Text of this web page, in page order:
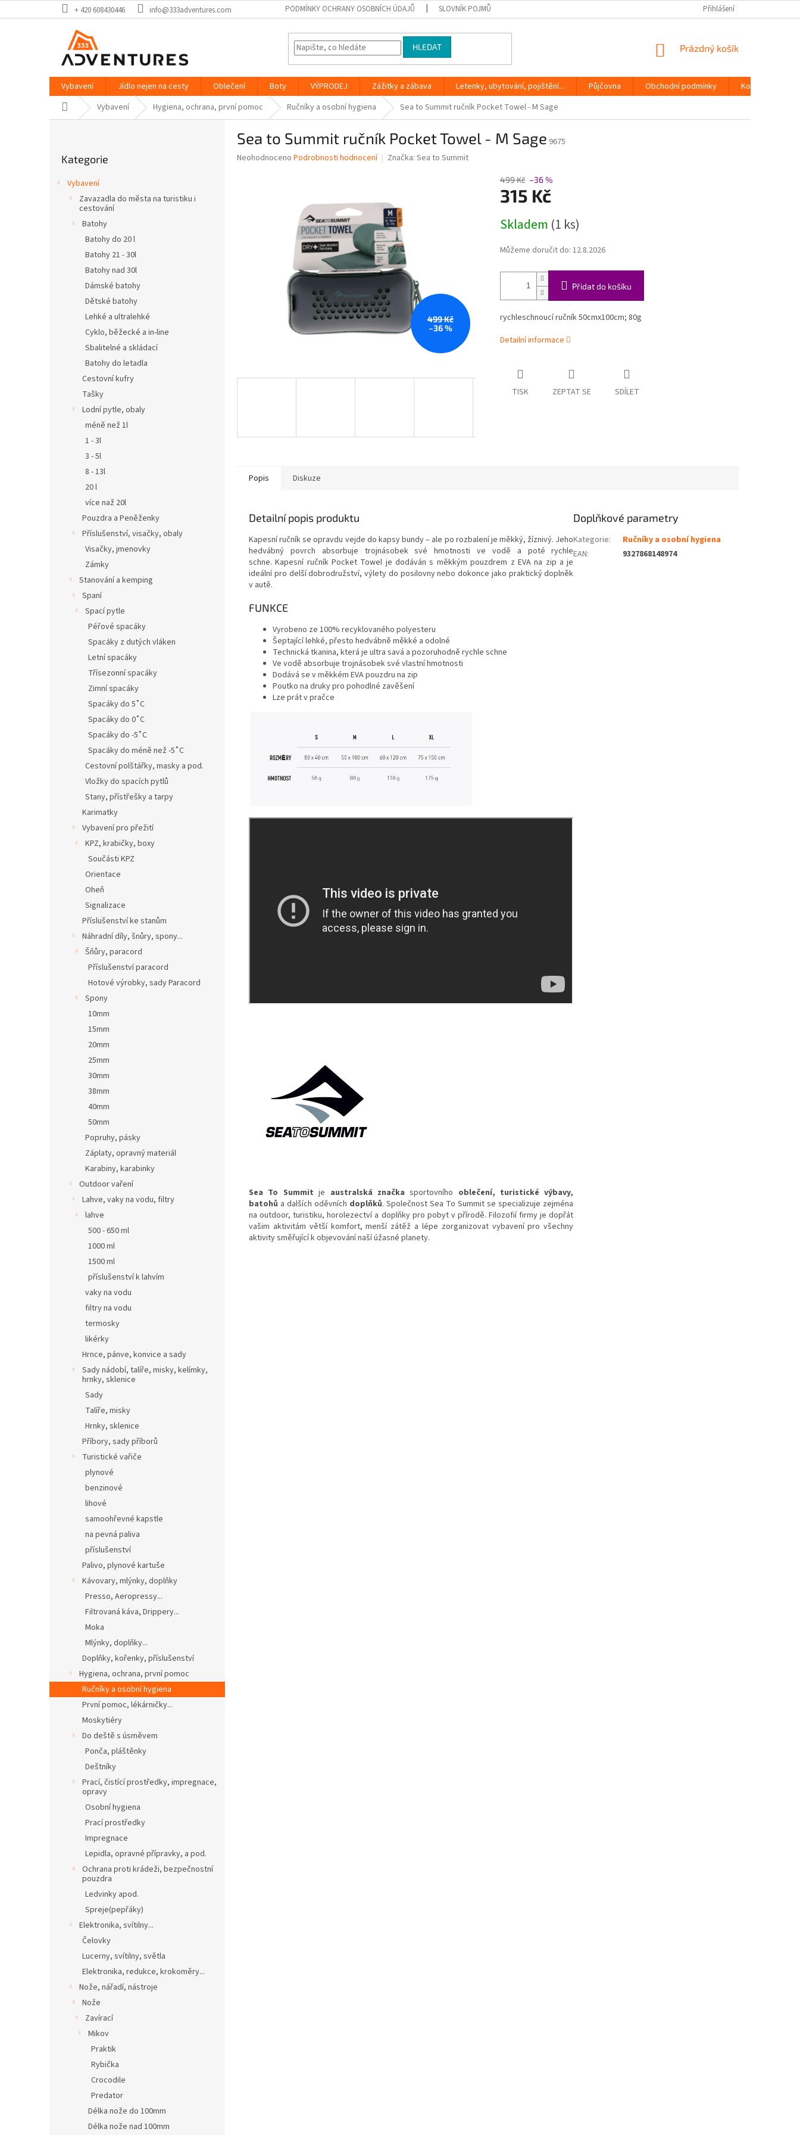
na
+ 420 608430446 info@333adventures.com PODMÍNKY OCHRANY OSOBNÍCH ÚDAJŮ SLOVNÍK POJMŮ Přihlášení
HLEDAT
NÁKUPNÍ
Prázdný košík
Vybavení Jídlo nejen na cesty Oblečení Boty VÝPRODEJ Zážitky a zábava Letenky, ubytování, pojištění... Půjčovna Obchodní podmínky
Kontakty
Domů Vybavení Hygiena, ochrana, první pomoc Ručníky a osobní hygiena Sea to Summit ručník Pocket Towel - M Sage
kategorie
Kategorie
Vybavení
Zavazadla do města na turistiku i
cestování
Batohy
Batohy do 20 l
Batohy 21 - 30l
Batohy nad 30l
Dámské batohy
Dětské batohy
Lehké a ultralehké
Cyklo, běžecké a in-line
Sbalitelné a skládací
Batohy do letadla
Cestovní kufry
Tašky
Lodní pytle, obaly
méně než 1l
1 - 3l
3 - 5l
8 - 13l
20 l
více naž 20l
Pouzdra a Peněženky
Příslušenství, visačky, obaly
Visačky, jmenovky
Zámky
Stanování a kemping
Spaní
Spací pytle
Péřové spacáky
Spacáky z dutých vláken
Letní spacáky
Třísezonní spacáky
Zimní spacáky
Spacáky do 5˚C
Spacáky do 0˚C
Spacáky do -5˚C
Spacáky do méně než -5˚C
Cestovní polštářky, masky a pod.
Vložky do spacích pytlů
Stany, přístřešky a tarpy
Karimatky
Vybavení pro přežití
KPZ, krabičky, boxy
Součásti KPZ
Orientace
Oheň
Signalizace
Příslušenství ke stanům
Náhradní díly, šnůry, spony...
Šňůry, paracord
Příslušenství paracord
Hotové výrobky, sady Paracord
Spony
10mm
15mm
20mm
25mm
30mm
38mm
40mm
50mm
Popruhy, pásky
Záplaty, opravný materiál
Karabiny, karabinky
Outdoor vaření
Lahve, vaky na vodu, filtry
lahve
500 - 650 ml
1000 ml
1500 ml
příslušenství k lahvím
vaky na vodu
filtry na vodu
termosky
likérky
Hrnce, pánve, konvice a sady
Sady nádobí, talíře, misky, kelímky,
hrnky, sklenice
Sady
Talíře, misky
Hrnky, sklenice
Příbory, sady příborů
Turistické vařiče
plynové
benzinové
lihové
samoohřevné kapstle
na pevná paliva
příslušenství
Palivo, plynové kartuše
Kávovary, mlýnky, doplňky
Presso, Aeropressy...
Filtrovaná káva, Drippery...
Moka
Mlýnky, doplňky...
Doplňky, kořenky, příslušenství
Hygiena, ochrana, první pomoc
Ručníky a osobní hygiena
První pomoc, lékárničky...
Moskytiéry
Do deště s úsměvem
Ponča, pláštěnky
Deštníky
Prací, čistící prostředky, impregnace,
opravy
Osobní hygiena
Prací prostředky
Impregnace
Lepidla, opravné přípravky, a pod.
Ochrana proti krádeži, bezpečnostní
pouzdra
Ledvinky apod.
Spreje(pepřáky)
Elektronika, svítilny...
Čelovky
Lucerny, svítilny, světla
Elektronika, redukce, krokoměry...
Nože, nářadí, nástroje
Nože
Zavírací
Mikov
Praktik
Rybička
Crocodile
Predator
Délka nože do 100mm
Délka nože nad 100mm
Sea to Summit ručník Pocket Towel - M Sage 9675
Průměrné
Neohodnoceno Podrobnosti hodnocení Značka: Sea to Summit
499 Kč
–36 %
499 Kč –36 %
315 Kč
cena:
Skladem (1 ks)
Můžeme doručit do: 12.8.2026
Přidat do košíku
rychleschnoucí ručník50cmx100cm; 80g
Detailní informace
TISK ZEPTAT SE SDÍLET
Popis Diskuze
Detailní popis produktu
Kapesní ručník se opravdu vejde do kapsy bundy – ale po rozbalení je měkký, žíznivý. Jeho
hedvábný povrch absorbuje trojnásobek své hmotnosti ve vodě a poté rychle
schne. Kapesní ručník Pocket Towel je dodáván s měkkým pouzdrem z EVA na zip a je
ideální pro delší dobrodružství, výlety do posilovny nebo dokonce jako praktický doplněk
v autě.
FUNKCE
Vyrobeno ze 100% recyklovaného polyesteru
Šeptající lehké, přesto hedvábně měkké a odolné
Technická tkanina, která je ultra savá a pozoruhodně rychle schne
Ve vodě absorbuje trojnásobek své vlastní hmotnosti
Dodává se v měkkém EVA pouzdru na zip
Poutko na druky pro pohodlné zavěšení
Lze prát v pračce
Sea To Summit je australská značka sportovního oblečení, turistické výbavy,
batohů a dalších oděvních doplňků. Společnost Sea To Summit se specializuje zejména
na outdoor, turistiku, horolezectví a doplňky pro pobyt v přírodě. Filozofií firmy je dopřát
vašim aktivitám větší komfort, menší zátěž a lépe zorganizovat vybavení pro všechny
aktivity směřující k objevování naší úžasné planety.
Doplňkové parametry
Kategorie:
Ručníky a osobní hygiena
EAN: 9327868148974